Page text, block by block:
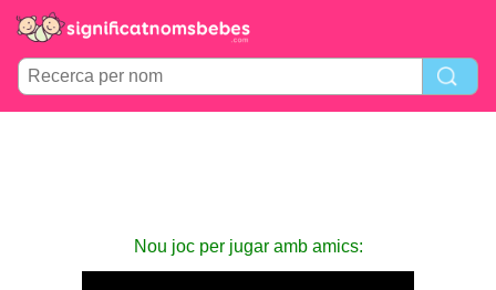
Nou joc per jugar amb amics: